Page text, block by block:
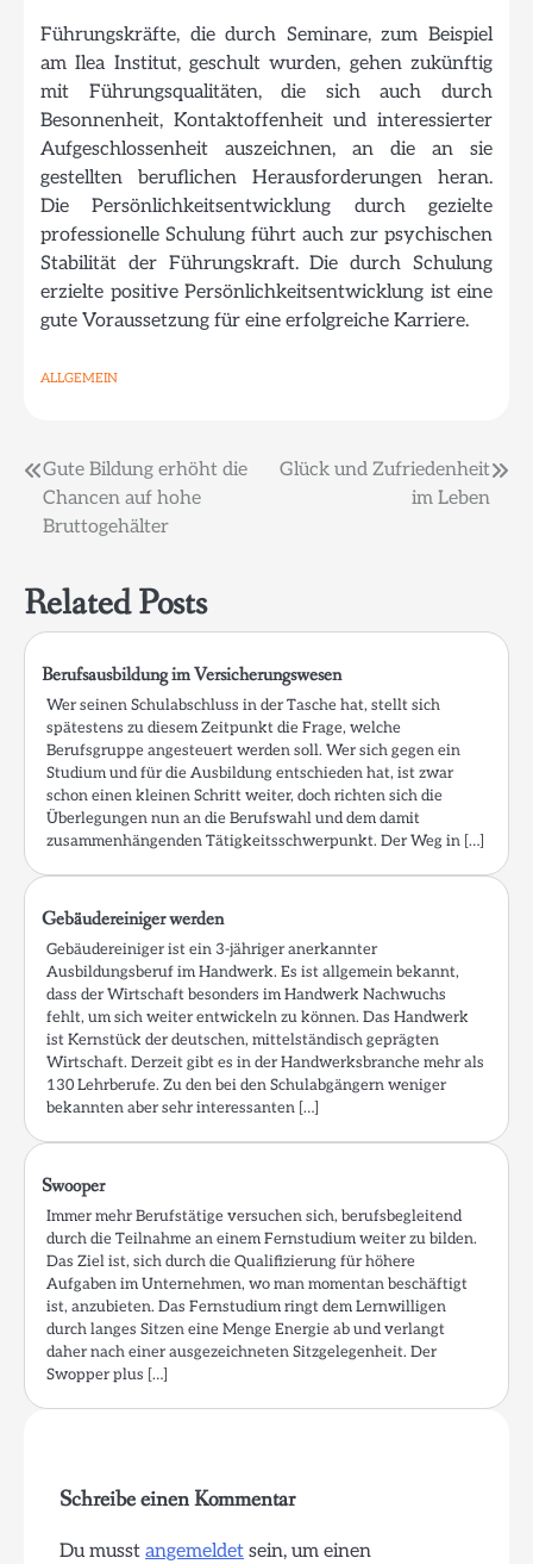
Führungskräfte, die durch Seminare, zum Beispiel
am Ilea Institut, geschult wurden, gehen zukünftig
mit Führungsqualitäten, die sich auch durch
Besonnenheit, Kontaktoffenheit und interessierter
Aufgeschlossenheit auszeichnen, an die an sie
gestellten beruflichen Herausforderungen heran.
Die Persönlichkeitsentwicklung durch gezielte
professionelle Schulung führt auch zur psychischen
Stabilität der Führungskraft. Die durch Schulung
erzielte positive Persönlichkeitsentwicklung ist eine
gute Voraussetzung für eine erfolgreiche Karriere.
ALLGEMEIN
Beitragsnavigation
Gute Bildung erhöht die
Chancen auf hohe
Bruttogehälter
Glück und Zufriedenheit
im Leben
Related Posts
Berufsausbildung im Versicherungswesen
Wer seinen Schulabschluss in der Tasche hat, stellt sich
spätestens zu diesem Zeitpunkt die Frage, welche
Berufsgruppe angesteuert werden soll. Wer sich gegen ein
Studium und für die Ausbildung entschieden hat, ist zwar
schon einen kleinen Schritt weiter, doch richten sich die
Überlegungen nun an die Berufswahl und dem damit
zusammenhängenden Tätigkeitsschwerpunkt. Der Weg in […]
Gebäudereiniger werden
Gebäudereiniger ist ein 3-jähriger anerkannter
Ausbildungsberuf im Handwerk. Es ist allgemein bekannt,
dass der Wirtschaft besonders im Handwerk Nachwuchs
fehlt, um sich weiter entwickeln zu können. Das Handwerk
ist Kernstück der deutschen, mittelständisch geprägten
Wirtschaft. Derzeit gibt es in der Handwerksbranche mehr als
130 Lehrberufe. Zu den bei den Schulabgängern weniger
bekannten aber sehr interessanten […]
Swooper
Immer mehr Berufstätige versuchen sich, berufsbegleitend
durch die Teilnahme an einem Fernstudium weiter zu bilden.
Das Ziel ist, sich durch die Qualifizierung für höhere
Aufgaben im Unternehmen, wo man momentan beschäftigt
ist, anzubieten. Das Fernstudium ringt dem Lernwilligen
durch langes Sitzen eine Menge Energie ab und verlangt
daher nach einer ausgezeichneten Sitzgelegenheit. Der
Swopper plus […]
Schreibe einen Kommentar
Du musst angemeldet sein, um einen